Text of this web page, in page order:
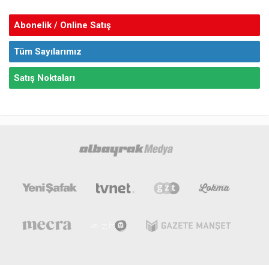
Abonelik / Online Satış
Tüm Sayılarımız
Satış Noktaları